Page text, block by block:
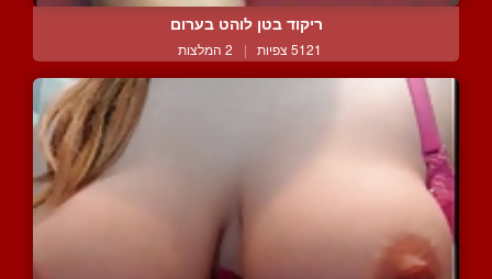
ריקוד בטן לוהט בערום
5121 צפיות | 2 המלצות